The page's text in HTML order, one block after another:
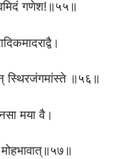
गणेश!॥५५॥
स्थिरजंगमांस्ते ॥५६॥
मया वै।